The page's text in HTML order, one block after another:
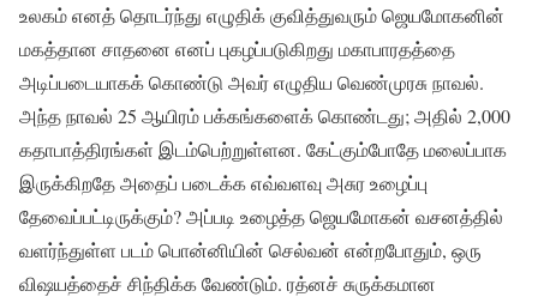
உலகம் எனத் தொடர்ந்து எழுதிக் குவித்துவரும் ஜெயமோகனின்
மகத்தான சாதனை எனப் புகழப்படுகிறது மகாபாரதத்தை
அடிப்படையாகக் கொண்டு அவர் எழுதிய வெண்முரசு நாவல்.
அந்த நாவல் 25 ஆயிரம் பக்கங்களைக் கொண்டது; அதில் 2,000
கதாபாத்திரங்கள் இடம்பெற்றுள்ளன. கேட்கும்போதே மலைப்பாக
இருக்கிறதே அதைப் படைக்க எவ்வளவு அசுர உழைப்பு
தேவைப்பட்டிருக்கும்? அப்படி உழைத்த ஜெயமோகன் வசனத்தில்
வளர்ந்துள்ள படம் பொன்னியின் செல்வன் என்றபோதும், ஒரு
விஷயத்தைச் சிந்திக்க வேண்டும். ரத்னச் சுருக்கமான